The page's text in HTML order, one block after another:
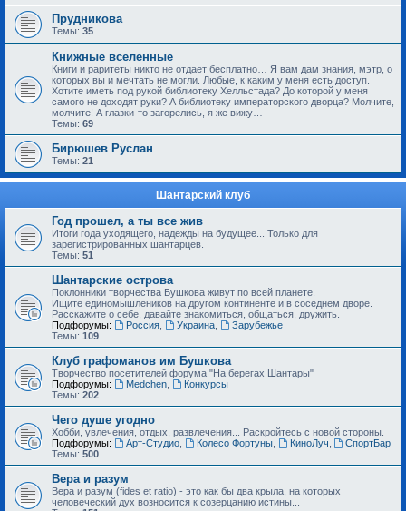
Прудникова
Темы: 35
Книжные вселенные
Книги и раритеты никто не отдает бесплатно… Я вам дам знания, мэтр, о
которых вы и мечтать не могли. Любые, к каким у меня есть доступ.
Хотите иметь под рукой библиотеку Хелльстада? До которой у меня
самого не доходят руки? А библиотеку императорского дворца? Молчите,
молчите! А глазки-то загорелись, я же вижу…
Темы: 69
Бирюшев Руслан
Темы: 21
Шантарский клуб
Год прошел, а ты все жив
Итоги года уходящего, надежды на будущее... Только для
зарегистрированных шантарцев.
Темы: 51
Шантарские острова
Поклонники творчества Бушкова живут по всей планете.
Ищите единомышлеников на другом континенте и в соседнем дворе.
Расскажите о себе, давайте знакомиться, общаться, дружить.
Подфорумы:
Россия, Украина,
Зарубежье
Темы: 109
Клуб графоманов им Бушкова
Творчество посетителей форума "На берегах Шантары"
Подфорумы:
Medchen,
Конкурсы
Темы: 202
Чего душе угодно
Хобби, увлечения, отдых, развлечения... Раскройтесь с новой стороны.
Подфорумы:
Арт-Студио, Колесо Фортуны, КиноЛуч
СпортБар
Темы: 500
Вера и разум
Вера и разум (fides et ratio) - это как бы два крыла, на которых
человеческий дух возносится к созерцанию истины...